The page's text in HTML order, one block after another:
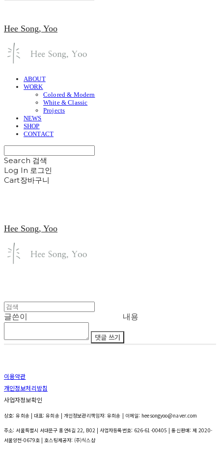
Hee Song, Yoo
ABOUT
WORK
Colored & Modern
White & Classic
Projects
NEWS
SHOP
CONTACT
Search 검색
Log In 로그인
Cart장바구니
Hee Song, Yoo
글쓴이 내용
댓글 쓰기
이용약관
개인정보처리방침
사업자정보확인
상호: 유희송 | 대표: 유희송 | 개인정보관리책임자: 유희송 | 이메일: heesongyoo@naver.com
주소: 서울특별시 서대문구 홍연4길 22, B02 | 사업자등록번호: 626-61-00405 | 통신판매:제 2020-
서울양천-0679호 | 호스팅제공자: (주)식스샵